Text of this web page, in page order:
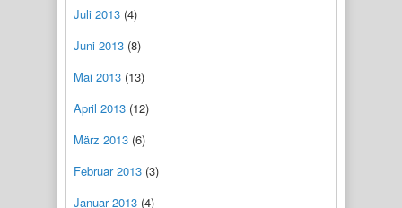
Juli 2013 (4)
Juni 2013 (8)
Mai 2013 (13)
April 2013 (12)
März 2013 (6)
Februar 2013 (3)
Januar 2013 (4)